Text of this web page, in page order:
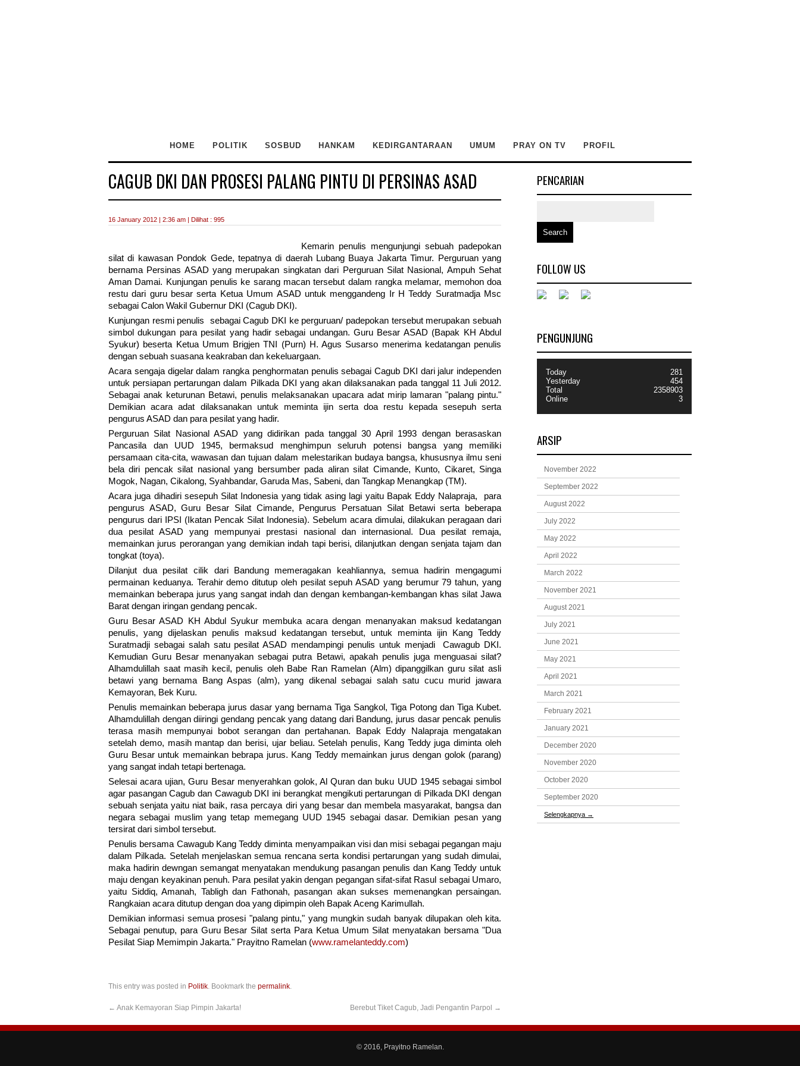
HOME POLITIK SOSBUD HANKAM KEDIRGANTARAAN UMUM PRAY ON TV PROFIL
CAGUB DKI DAN PROSESI PALANG PINTU DI PERSINAS ASAD
16 January 2012 | 2:36 am | Dilihat : 995
Kemarin penulis mengunjungi sebuah padepokan
silat di kawasan Pondok Gede, tepatnya di daerah Lubang Buaya Jakarta Timur. Perguruan yang
bernama Persinas ASAD yang merupakan singkatan dari Perguruan Silat Nasional, Ampuh Sehat
Aman Damai. Kunjungan penulis ke sarang macan tersebut dalam rangka melamar, memohon doa
restu dari guru besar serta Ketua Umum ASAD untuk menggandeng Ir H Teddy Suratmadja Msc
sebagai Calon Wakil Gubernur DKI (Cagub DKI).
Kunjungan resmi penulis sebagai Cagub DKI ke perguruan/ padepokan tersebut merupakan sebuah
simbol dukungan para pesilat yang hadir sebagai undangan. Guru Besar ASAD (Bapak KH Abdul
Syukur) beserta Ketua Umum Brigjen TNI (Purn) H. Agus Susarso menerima kedatangan penulis
dengan sebuah suasana keakraban dan kekeluargaan.
Acara sengaja digelar dalam rangka penghormatan penulis sebagai Cagub DKI dari jalur independen
untuk persiapan pertarungan dalam Pilkada DKI yang akan dilaksanakan pada tanggal 11 Juli 2012.
Sebagai anak keturunan Betawi, penulis melaksanakan upacara adat mirip lamaran "palang pintu."
Demikian acara adat dilaksanakan untuk meminta ijin serta doa restu kepada sesepuh serta
pengurus ASAD dan para pesilat yang hadir.
Perguruan Silat Nasional ASAD yang didirikan pada tanggal 30 April 1993 dengan berasaskan
Pancasila dan UUD 1945, bermaksud menghimpun seluruh potensi bangsa yang memiliki
persamaan cita-cita, wawasan dan tujuan dalam melestarikan budaya bangsa, khususnya ilmu seni
bela diri pencak silat nasional yang bersumber pada aliran silat Cimande, Kunto, Cikaret, Singa
Mogok, Nagan, Cikalong, Syahbandar, Garuda Mas, Sabeni, dan Tangkap Menangkap (TM).
Acara juga dihadiri sesepuh Silat Indonesia yang tidak asing lagi yaitu Bapak Eddy Nalapraja, para
pengurus ASAD, Guru Besar Silat Cimande, Pengurus Persatuan Silat Betawi serta beberapa
pengurus dari IPSI (Ikatan Pencak Silat Indonesia). Sebelum acara dimulai, dilakukan peragaan dari
dua pesilat ASAD yang mempunyai prestasi nasional dan internasional. Dua pesilat remaja,
memainkan jurus perorangan yang demikian indah tapi berisi, dilanjutkan dengan senjata tajam dan
tongkat (toya).
Dilanjut dua pesilat cilik dari Bandung memeragakan keahliannya, semua hadirin mengagumi
permainan keduanya. Terahir demo ditutup oleh pesilat sepuh ASAD yang berumur 79 tahun, yang
memainkan beberapa jurus yang sangat indah dan dengan kembangan-kembangan khas silat Jawa
Barat dengan iringan gendang pencak.
Guru Besar ASAD KH Abdul Syukur membuka acara dengan menanyakan maksud kedatangan
penulis, yang dijelaskan penulis maksud kedatangan tersebut, untuk meminta ijin Kang Teddy
Suratmadji sebagai salah satu pesilat ASAD mendampingi penulis untuk menjadi Cawagub DKI.
Kemudian Guru Besar menanyakan sebagai putra Betawi, apakah penulis juga menguasai silat?
Alhamdulillah saat masih kecil, penulis oleh Babe Ran Ramelan (Alm) dipanggilkan guru silat asli
betawi yang bernama Bang Aspas (alm), yang dikenal sebagai salah satu cucu murid jawara
Kemayoran, Bek Kuru.
Penulis memainkan beberapa jurus dasar yang bernama Tiga Sangkol, Tiga Potong dan Tiga Kubet.
Alhamdulillah dengan diiringi gendang pencak yang datang dari Bandung, jurus dasar pencak penulis
terasa masih mempunyai bobot serangan dan pertahanan. Bapak Eddy Nalapraja mengatakan
setelah demo, masih mantap dan berisi, ujar beliau. Setelah penulis, Kang Teddy juga diminta oleh
Guru Besar untuk memainkan bebrapa jurus. Kang Teddy memainkan jurus dengan golok (parang)
yang sangat indah tetapi bertenaga.
Selesai acara ujian, Guru Besar menyerahkan golok, Al Quran dan buku UUD 1945 sebagai simbol
agar pasangan Cagub dan Cawagub DKI ini berangkat mengikuti pertarungan di Pilkada DKI dengan
sebuah senjata yaitu niat baik, rasa percaya diri yang besar dan membela masyarakat, bangsa dan
negara sebagai muslim yang tetap memegang UUD 1945 sebagai dasar. Demikian pesan yang
tersirat dari simbol tersebut.
Penulis bersama Cawagub Kang Teddy diminta menyampaikan visi dan misi sebagai pegangan maju
dalam Pilkada. Setelah menjelaskan semua rencana serta kondisi pertarungan yang sudah dimulai,
maka hadirin dewngan semangat menyatakan mendukung pasangan penulis dan Kang Teddy untuk
maju dengan keyakinan penuh. Para pesilat yakin dengan pegangan sifat-sifat Rasul sebagai Umaro,
yaitu Siddiq, Amanah, Tabligh dan Fathonah, pasangan akan sukses memenangkan persaingan.
Rangkaian acara ditutup dengan doa yang dipimpin oleh Bapak Aceng Karimullah.
Demikian informasi semua prosesi "palang pintu," yang mungkin sudah banyak dilupakan oleh kita.
Sebagai penutup, para Guru Besar Silat serta Para Ketua Umum Silat menyatakan bersama "Dua
Pesilat Siap Memimpin Jakarta." Prayitno Ramelan (www.ramelanteddy.com)
This entry was posted in Politik. Bookmark the permalink.
← Anak Kemayoran Siap Pimpin Jakarta! Berebut Tiket Cagub, Jadi Pengantin Parpol →
PENCARIAN
FOLLOW US
PENGUNJUNG
Today
Yesterday
Total
Online
281
454
2358903
3
ARSIP
November 2022
September 2022
August 2022
July 2022
May 2022
April 2022
March 2022
November 2021
August 2021
July 2021
June 2021
May 2021
April 2021
March 2021
February 2021
January 2021
December 2020
November 2020
October 2020
September 2020
Selengkapnya →
© 2016, Prayitno Ramelan.